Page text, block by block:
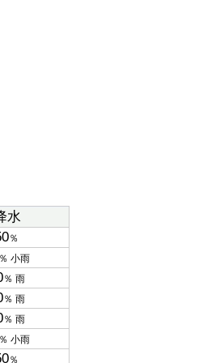
水
％
小雨
％ 雨
％ 雨
％ 雨
小雨
％